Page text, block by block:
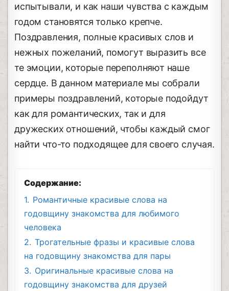
испытывали, и как наши чувства с каждым
годом становятся только крепче.
Поздравления, полные красивых слов и
нежных пожеланий, помогут выразить все
те эмоции, которые переполняют наше
сердце. В данном материале мы собрали
примеры поздравлений, которые подойдут
как для романтических, так и для
дружеских отношений, чтобы каждый смог
найти что-то подходящее для своего случая.
Содержание:
1. Романтичные красивые слова на
годовщину знакомства для любимого
человека
2. Трогательные фразы и красивые слова
на годовщину знакомства для пары
3. Оригинальные красивые слова на
годовщину знакомства для друзей